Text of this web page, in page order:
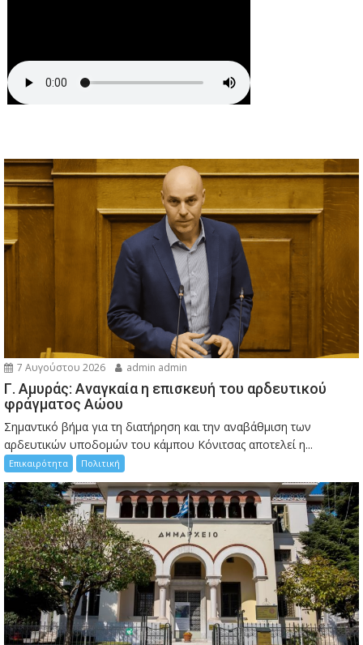
7 Αυγούστου 2026 admin admin
Γ. Αμυράς: Αναγκαία η επισκευή του αρδευτικού
φράγματος Αώου
Σημαντικό βήμα για τη διατήρηση και την αναβάθμιση των
αρδευτικών υποδομών του κάμπου Κόνιτσας αποτελεί η...
Επικαιρότητα Πολιτική